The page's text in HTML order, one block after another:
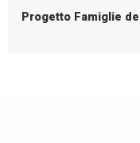
Progetto Famiglie